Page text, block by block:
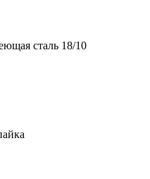
сталь 18/10